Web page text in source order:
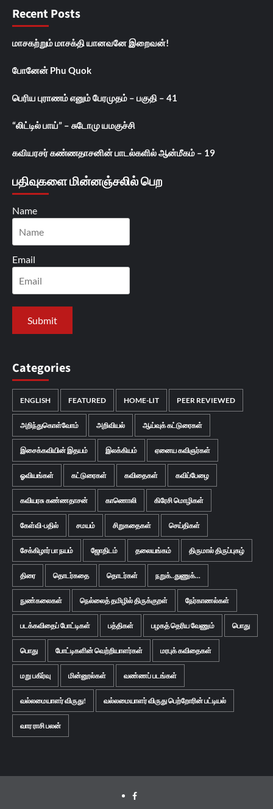
Recent Posts
மாசகற்றும் மாசக்தி யானவனே இறைவன்!
போனேன் Phu Quok
பெரிய புராணம் எனும் பேரமுதம் – பகுதி – 41
“லிட்டில் பாய்” – சுடோமு யமகுச்சி
கவியரசர் கண்ணதாசனின் பாடல்களில் ஆன்மீகம் – 19
பதிவுகளை மின்னஞ்சலில் பெற
Name
Email
Categories
ENGLISH FEATURED HOME-LIT PEER REVIEWED
அறிந்துகொள்வோம் அறிவியல் ஆய்வுக் கட்டுரைகள்
இசைக்கவியின் இதயம் இலக்கியம் ஏனைய கவிஞர்கள்
ஓவியங்கள் கட்டுரைகள் கவிதைகள் கவிப்பேழை
கவியரசு கண்ணதாசன் காணொலி கிரேசி மொழிகள்
கேள்வி-பதில் சமயம் சிறுகதைகள் செய்திகள்
சேக்கிழார் பா நயம் ஜோதிடம் தலையங்கம் திருமால் திருப்புகழ்
திரை தொடர்கதை தொடர்கள் நறுக்..துணுக்...
நுண்கலைகள் நெல்லைத் தமிழில் திருக்குறள் நேர்காணல்கள்
படக்கவிதைப் போட்டிகள் பத்திகள் பழகத் தெரிய வேணும் பொது
பொது போட்டிகளின் வெற்றியாளர்கள் மரபுக் கவிதைகள்
மறு பகிர்வு மின்னூல்கள் வண்ணப் படங்கள்
வல்லமையாளர் விருது! வல்லமையாளர் விருது பெற்றோரின் பட்டியல்
வார ராசி பலன்
Facebook